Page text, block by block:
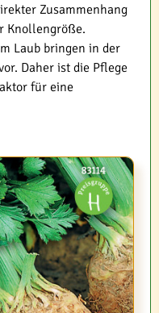
Zusammenhang
Knollengröße.
Laub bringen in der
Daher ist die Pflege
für eine